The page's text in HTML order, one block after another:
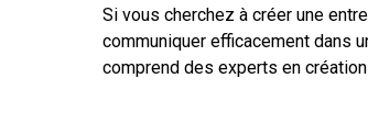
Si vous cherchez à créer une
communiquer efficacement dans
comprend des experts en